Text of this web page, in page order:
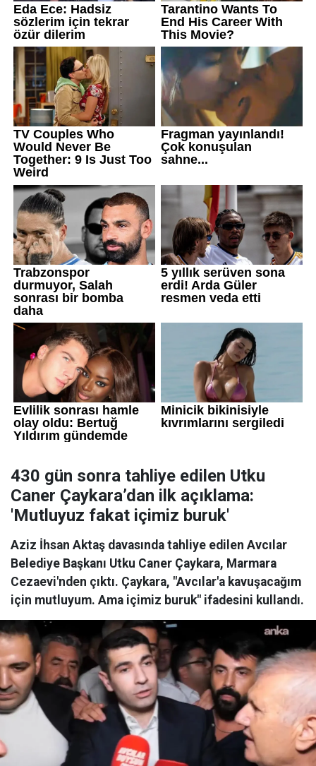
430 gün sonra tahliye edilen Utku
Caner Çaykara’dan ilk açıklama:
'Mutluyuz fakat içimiz buruk'
Aziz İhsan Aktaş davasında tahliye edilen Avcılar
Belediye Başkanı Utku Caner Çaykara, Marmara
Cezaevi'nden çıktı. Çaykara, "Avcılar'a kavuşacağım
için mutluyum. Ama içimiz buruk" ifadesini kullandı.